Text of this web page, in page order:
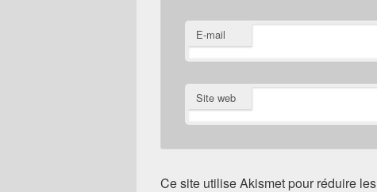
E-mail
Site web
Ce site utilise Akismet pour réduire les